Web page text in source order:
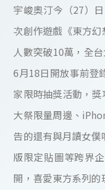
宇峻奧汀今（27）
次創作遊戲《東方幻
人數突破10萬，全
6月18日開放事前登
家限時抽獎活動，獎
大祭限量周邊、iPhone 16 Pro Max 等實體獎勵。
告的還有與月讀女
版限定貼圖等跨界
開，喜愛東方系列